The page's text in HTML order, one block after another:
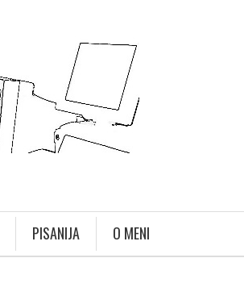
PISANIJA O MENI